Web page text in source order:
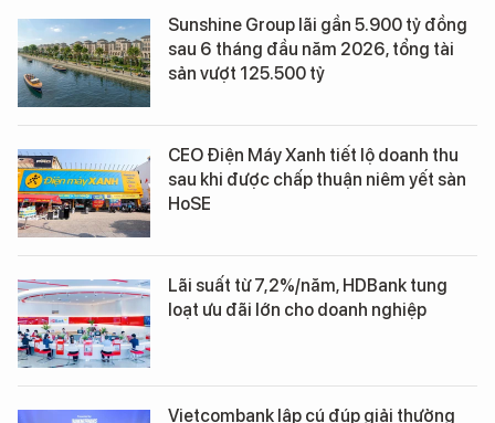
Sunshine Group lãi gần 5.900 tỷ đồng
sau 6 tháng đầu năm 2026, tổng tài
sản vượt 125.500 tỷ
CEO Điện Máy Xanh tiết lộ doanh thu
sau khi được chấp thuận niêm yết sàn
HoSE
Lãi suất từ 7,2%/năm, HDBank tung
loạt ưu đãi lớn cho doanh nghiệp
Vietcombank lập cú đúp giải thưởng